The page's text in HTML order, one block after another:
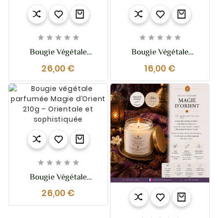
    
Bougie Végétale
Parfumée L’Absolue
Tonka -210g –
Chaleureuse, Sensuelle
Et Réconfortante
26,00 €
    
Bougie Végétale
Parfumée L’Absolue
Tonka 110g –
Chaleureuse, Sensuelle
Et Réconfortante
16,00 €
    
Bougie Végétale
Parfumée Magie
D’Orient 210g –
Orientale Et
26,00 €